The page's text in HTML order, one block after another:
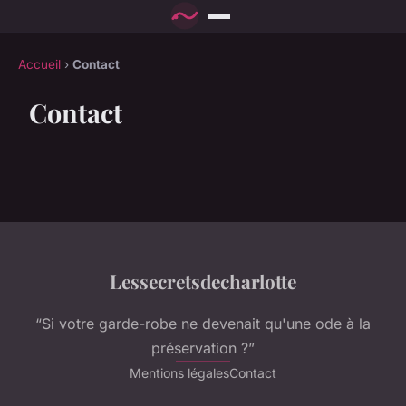
Accueil › Contact
Contact
Lessecretsdecharlotte
“Si votre garde-robe ne devenait qu'une ode à la
préservation ?”
Mentions légalesContact